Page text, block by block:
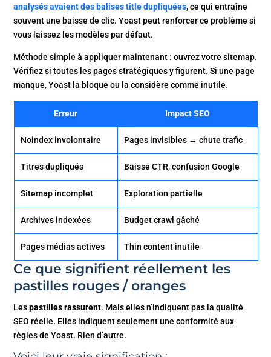
analysés avaient des balises title dupliquées, ce qui entraîne
souvent une baisse de clic. Yoast peut renforcer ce problème si
vous laissez les modèles par défaut.
Méthode simple à appliquer maintenant : ouvrez votre sitemap.
Vérifiez si toutes les pages stratégiques y figurent. Si une page
manque, Yoast la bloque ou la considère comme inutile.
Erreur Impact SEO
Noindex involontaire Pages invisibles → chute trafic
Titres dupliqués Baisse CTR, confusion Google
Sitemap incomplet Exploration partielle
Archives indexées Budget crawl gâché
Pages médias actives Thin content inutile
Ce que signifient réellement les
pastilles rouges / oranges
Lespastilles rassurent. Mais elles n’indiquent pas la qualité
SEO réelle. Elles indiquent seulement une conformité aux
règles de Yoast. Rien d’autre.